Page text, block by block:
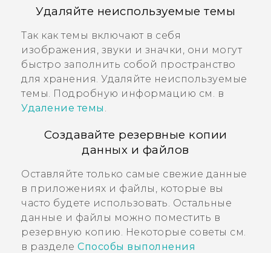
Удаляйте неиспользуемые темы
Так как темы включают в себя
изображения, звуки и значки, они могут
быстро заполнить собой пространство
для хранения. Удаляйте неиспользуемые
темы. Подробную информацию см. в
Удаление темы .
Создавайте резервные копии
данных и файлов
Оставляйте только самые свежие данные
в приложениях и файлы, которые вы
часто будете использовать. Остальные
данные и файлы можно поместить в
резервную копию. Некоторые советы см.
в разделе Способы выполнения